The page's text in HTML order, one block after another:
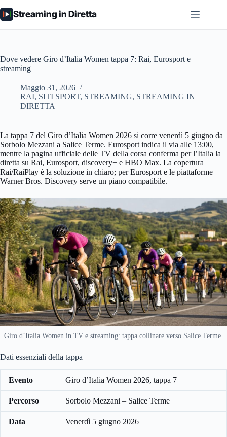
al
contenuto
Streaming in Diretta
Dove vedere Giro d’Italia Women tappa 7: Rai, Eurosport e
streaming
Maggio 31, 2026
RAI, SITI SPORT, STREAMING, STREAMING IN
DIRETTA
La tappa 7 del Giro d’Italia Women 2026 si corre venerdì 5 giugno da
Sorbolo Mezzani a Salice Terme. Eurosport indica il via alle 13:00,
mentre la pagina ufficiale delle TV della corsa conferma per l’Italia la
diretta su Rai, Eurosport, discovery+ e HBO Max. La copertura
Rai/RaiPlay è la soluzione in chiaro; per Eurosport e le piattaforme
Warner Bros. Discovery serve un piano compatibile.
Giro d’Italia Women in TV e streaming: tappa collinare verso Salice Terme.
Dati essenziali della tappa
Evento Giro d’Italia Women 2026, tappa 7
Percorso Sorbolo Mezzani – Salice Terme
Data Venerdì 5 giugno 2026